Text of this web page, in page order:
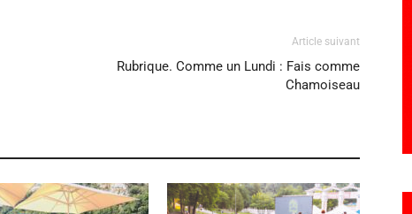
Article suivant
Rubrique. Comme un Lundi : Fais comme
Chamoiseau